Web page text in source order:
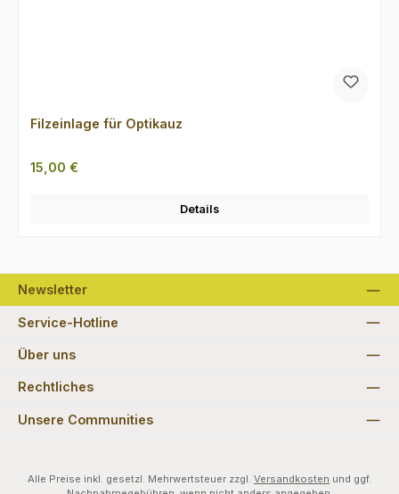
Filzeinlage für Optikauz
Regulärer Preis:
15,00 €
Details
Newsletter
Service-Hotline
Über uns
Rechtliches
Unsere Communities
Alle Preise inkl. gesetzl. Mehrwertsteuer zzgl. Versandkosten und ggf.